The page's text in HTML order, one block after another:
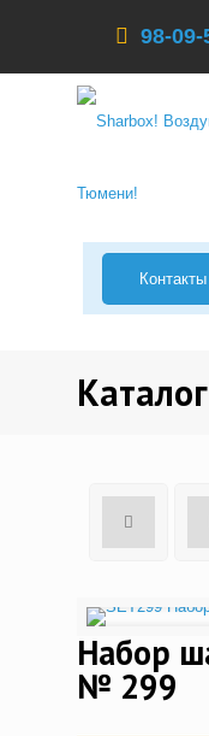
98-09-
Контакты
Каталог
Набор
№ 299